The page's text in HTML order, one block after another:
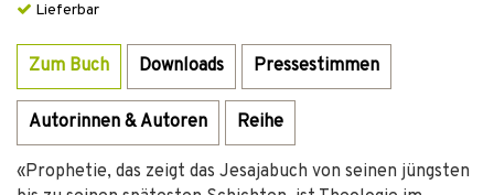
Lieferbar
Zum Buch Downloads Pressestimmen
Autorinnen & Autoren Reihe
«Prophetie, das zeigt das Jesajabuch von seinen jüngsten